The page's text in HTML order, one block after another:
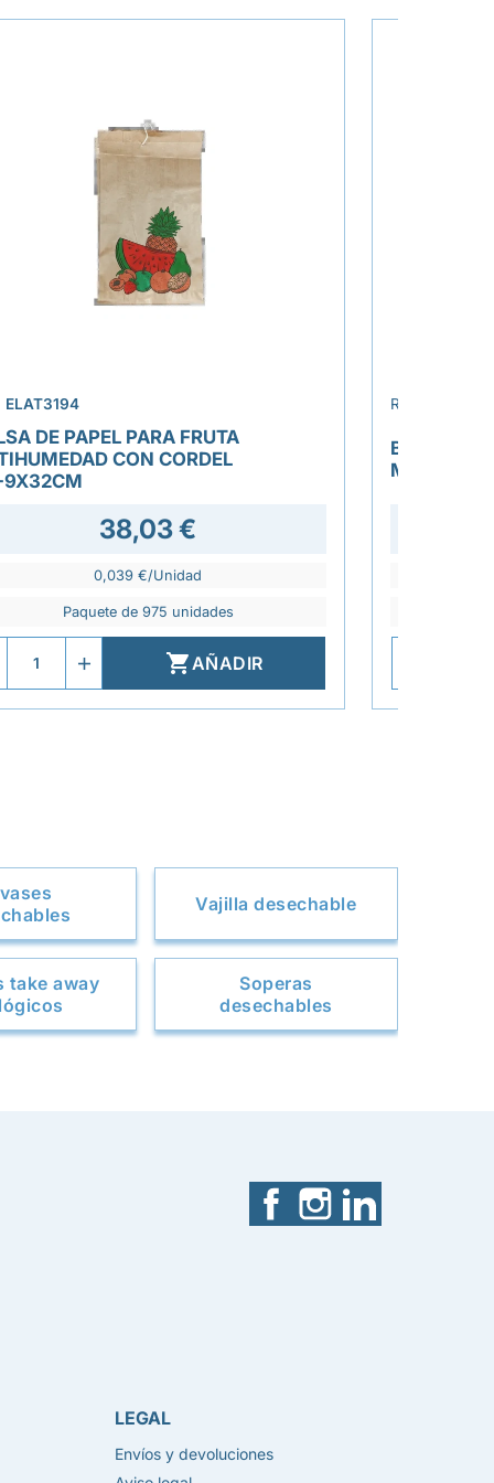
ELAT3194
DE PAPEL PARA FRUTA
CON CORDEL
38,03 €
0,039 €/Unidad
Paquete de 975 unidades
AÑADIR
REF.
Vajilla desechable
take away
Soperas
desechables
FacebookInstagram
LEGAL
Envíos y devoluciones